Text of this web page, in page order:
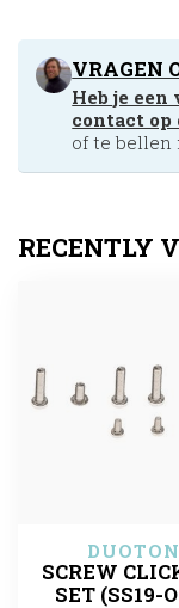
VRAGEN
Heb je
contact op
of te bellen
RECENTLY
SCREW
SET (SS19-